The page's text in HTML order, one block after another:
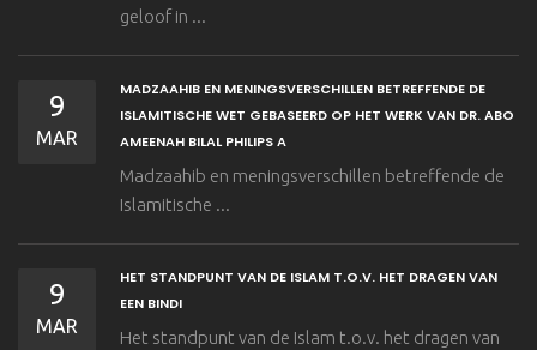
geloof in ...
9
MAR
MADZAAHIB EN MENINGSVERSCHILLEN BETREFFENDE DE
ISLAMITISCHE WET GEBASEERD OP HET WERK VAN DR. ABO
AMEENAH BILAL PHILIPS A
Madzaahib en meningsverschillen betreffende de
Islamitische ...
9
MAR
HET STANDPUNT VAN DE ISLAM T.O.V. HET DRAGEN VAN
EEN BINDI
Het standpunt van de Islam t.o.v. het dragen van